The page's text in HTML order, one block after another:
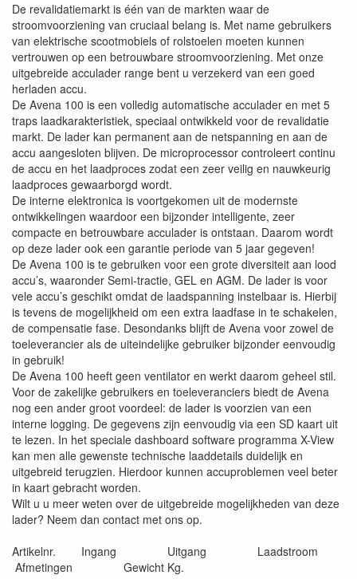
De revalidatiemarkt is één van de markten waar de
stroomvoorziening van cruciaal belang is. Met name gebruikers
van elektrische scootmobiels of rolstoelen moeten kunnen
vertrouwen op een betrouwbare stroomvoorziening. Met onze
uitgebreide acculader range bent u verzekerd van een goed
herladen accu.
De Avena 100 is een volledig automatische acculader en met 5
traps laadkarakteristiek, speciaal ontwikkeld voor de revalidatie
markt. De lader kan permanent aan de netspanning en aan de
accu aangesloten blijven. De microprocessor controleert continu
de accu en het laadproces zodat een zeer veilig en nauwkeurig
laadproces gewaarborgd wordt.
De interne elektronica is voortgekomen uit de modernste
ontwikkelingen waardoor een bijzonder intelligente, zeer
compacte en betrouwbare acculader is ontstaan. Daarom wordt
op deze lader ook een garantie periode van 5 jaar gegeven!
De Avena 100 is te gebruiken voor een grote diversiteit aan lood
accu’s, waaronder Semi-tractie, GEL en AGM. De lader is voor
vele accu’s geschikt omdat de laadspanning instelbaar is. Hierbij
is tevens de mogelijkheid om een extra laadfase in te schakelen,
de compensatie fase. Desondanks blijft de Avena voor zowel de
toeleverancier als de uiteindelijke gebruiker bijzonder eenvoudig
in gebruik!
De Avena 100 heeft geen ventilator en werkt daarom geheel stil.
Voor de zakelijke gebruikers en toeleveranciers biedt de Avena
nog een ander groot voordeel: de lader is voorzien van een
interne logging. De gegevens zijn eenvoudig via een SD kaart uit
te lezen. In het speciale dashboard software programma X-View
kan men alle gewenste technische laaddetails duidelijk en
uitgebreid terugzien. Hierdoor kunnen accuproblemen veel beter
in kaart gebracht worden.
Wilt u u meer weten over de uitgebreide mogelijkheden van deze
lader? Neem dan contact met ons op.
Artikelnr. Ingang Uitgang Laadstroom
Afmetingen Gewicht Kg.